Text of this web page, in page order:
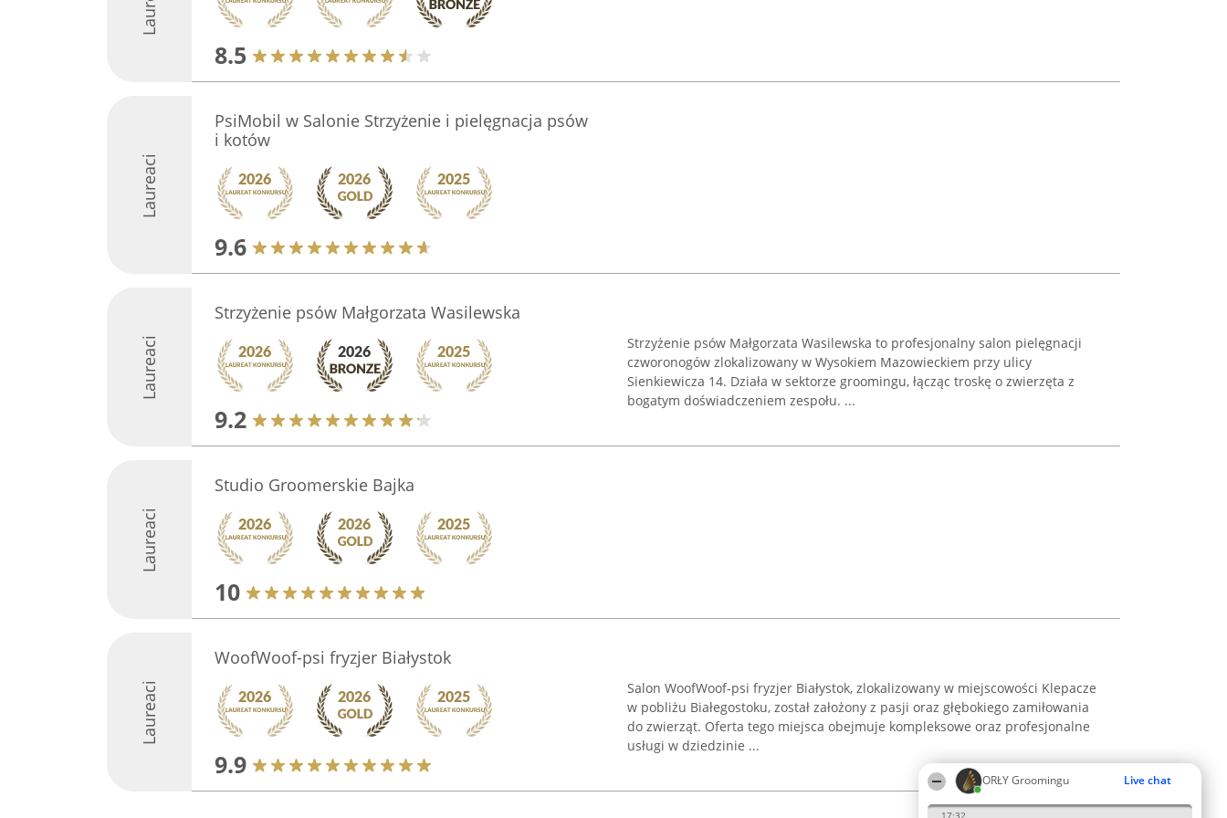
ORŁY Groomingu Live chat
17:32
8.5
Laureaci
PsiMobil w Salonie Strzyżenie i pielęgnacja psów
i kotów
9.6
Laureaci
Strzyżenie psów Małgorzata Wasilewska
9.2
Strzyżenie psów Małgorzata Wasilewska to profesjonalny salon pielęgnacji
czworonogów zlokalizowany w Wysokiem Mazowieckiem przy ulicy
Sienkiewicza 14. Działa w sektorze groomingu, łącząc troskę o zwierzęta z
bogatym doświadczeniem zespołu. ...
Laureaci
Studio Groomerskie Bajka
10
Laureaci
WoofWoof-psi fryzjer Białystok
9.9
Salon WoofWoof-psi fryzjer Białystok, zlokalizowany w miejscowości Klepacze
w pobliżu Białegostoku, został założony z pasji oraz głębokiego zamiłowania
do zwierząt. Oferta tego miejsca obejmuje kompleksowe oraz profesjonalne
usługi w dziedzinie ...